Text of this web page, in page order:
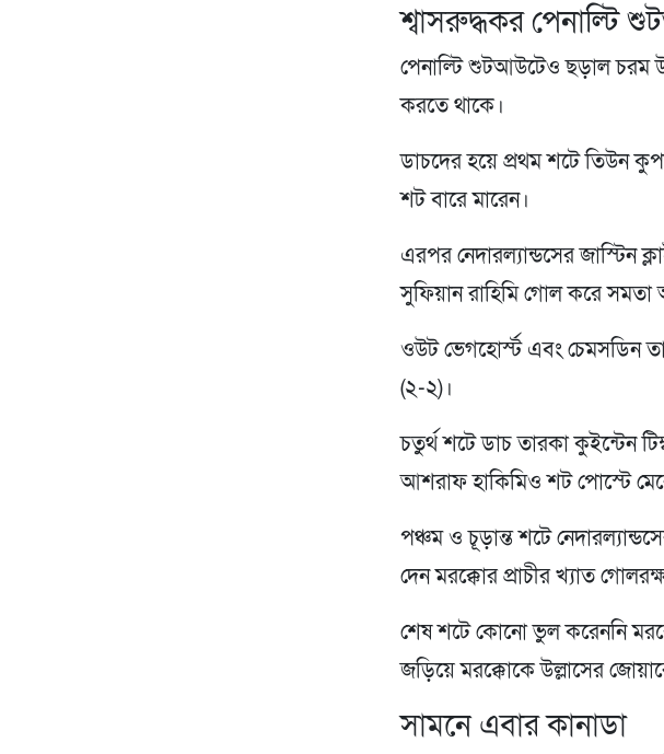
শ্বাসরুদ্ধকর পেনাল্টি
পেনাল্টি শুটআউটেও ছড়াল চরম
করতে থাকে।
ডাচদের হয়ে প্রথম শটে তিউন
শট বারে মারেন।
এরপর নেদারল্যান্ডসের জাস্টিন
সুফিয়ান রাহিমি গোল করে সমতা
ওউট ভেগহোর্স্ট এবং চেমসডিন
(২-২)।
চতুর্থ শটে ডাচ তারকা কুইন্টেন
আশরাফ হাকিমিও শট পোস্টে
পঞ্চম ও চূড়ান্ত শটে
দেন মরক্কোর প্রাচীর খ্যাত
শেষ শটে কোনো ভুল করেননি
জড়িয়ে মরক্কোকে উল্লাসের
সামনে এবার কানাডা